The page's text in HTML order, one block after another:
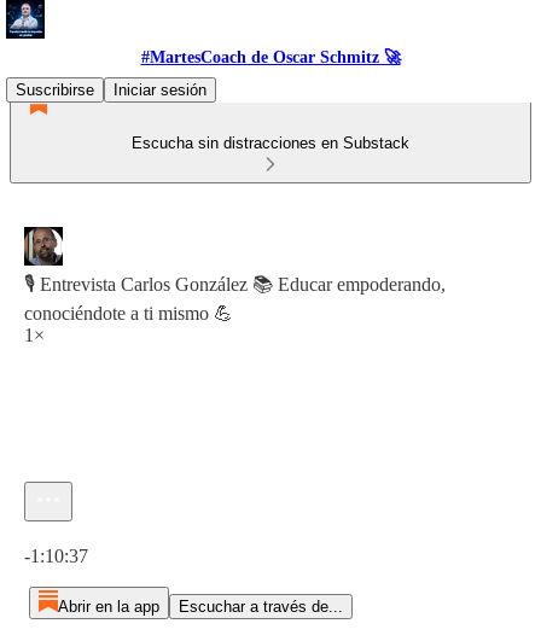
#MartesCoach de Oscar Schmitz 🚀
Suscribirse
Iniciar sesión
Escucha sin distracciones en Substack
🎙️ Entrevista Carlos González 📚 Educar empoderando,
conociéndote a ti mismo 💪
1×
-1:10:37
Abrir en la app Escuchar a través de...